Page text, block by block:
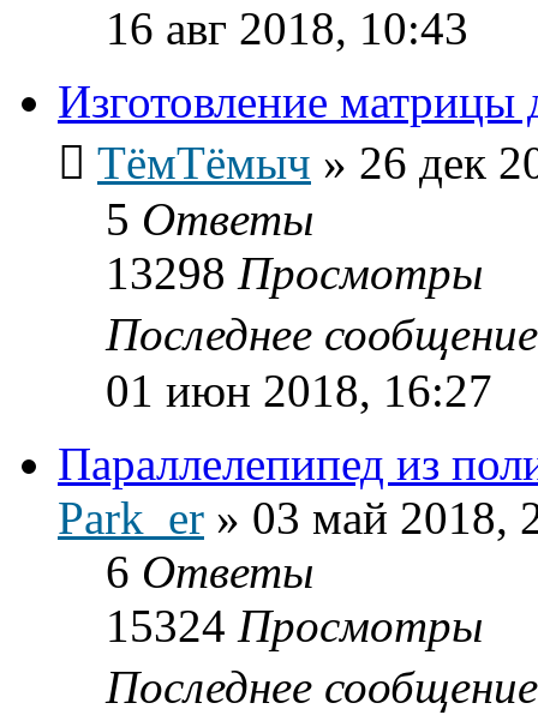
16 авг 2018, 10:43
Изготовление
ТёмТёмыч » 26 дек
5 Ответы
13298 Просмотры
Последнее
01 июн 2018, 16:27
Параллелепипед из
Park_er » 03 май 2018,
6 Ответы
15324 Просмотры
Последнее